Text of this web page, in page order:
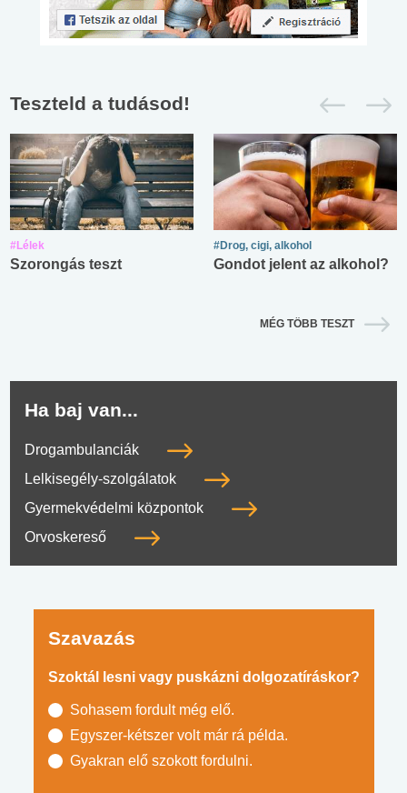
Teszteld a tudásod!
#Lélek
Szorongás teszt
#Drog, cigi, alkohol
Gondot jelent az alkohol?
MÉG TÖBB TESZT
Ha baj van...
Drogambulanciák
Lelkisegély-szolgálatok
Gyermekvédelmi központok
Orvoskereső
Szavazás
Szoktál lesni vagy puskázni dolgozatíráskor?
Sohasem fordult még elő.
Egyszer-kétszer volt már rá példa.
Gyakran elő szokott fordulni.